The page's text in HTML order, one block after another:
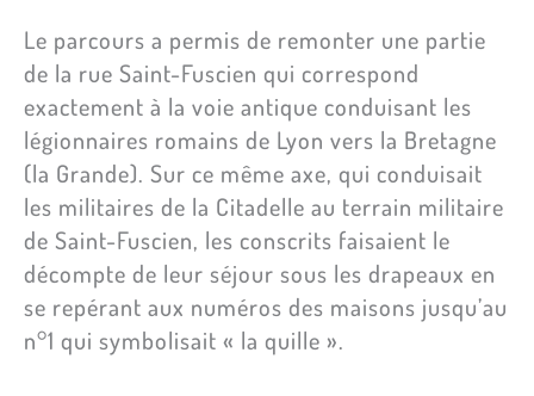
Le parcours a permis de remonter une partie
de la rue Saint-Fuscien qui correspond
exactement à la voie antique conduisant les
légionnaires romains de Lyon vers la Bretagne
(la Grande). Sur ce même axe, qui conduisait
les militaires de la Citadelle au terrain militaire
de Saint-Fuscien, les conscrits faisaient le
décompte de leur séjour sous les drapeaux en
se repérant aux numéros des maisons jusqu’au
n°1 qui symbolisait « la quille ».